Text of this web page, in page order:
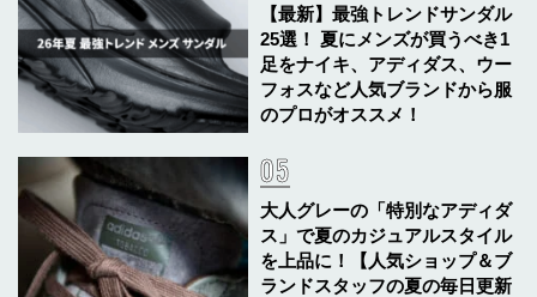
【最新】最強トレンドサンダル
25選！ 夏にメンズが買うべき1
足をナイキ、アディダス、ウー
フォスなど人気ブランドから服
のプロがオススメ！
大人グレーの「特別なアディダ
ス」で夏のカジュアルスタイル
を上品に！【人気ショップ＆ブ
ランドスタッフの夏の毎日更新